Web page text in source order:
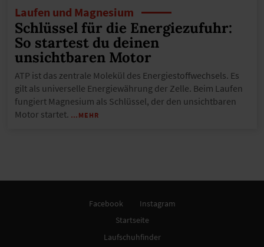
Laufen und Magnesium
Schlüssel für die Energiezufuhr:
So startest du deinen
unsichtbaren Motor
ATP ist das zentrale Molekül des Energiestoffwechsels. Es
gilt als universelle Energiewährung der Zelle. Beim Laufen
fungiert Magnesium als Schlüssel, der den unsichtbaren
Motor startet. …MEHR
Facebook
Instagram
Startseite
Laufschuhfinder